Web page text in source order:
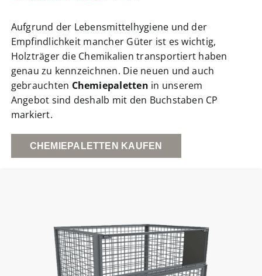
Aufgrund der Lebensmittelhygiene und der
Empfindlichkeit mancher Güter ist es wichtig,
Holzträger die Chemikalien transportiert haben
genau zu kennzeichnen. Die neuen und auch
gebrauchten Chemiepaletten in unserem
Angebot sind deshalb mit den Buchstaben CP
markiert.
CHEMIEPALETTEN KAUFEN